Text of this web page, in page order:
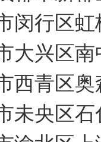
闵行区
大兴区
西青区
未央区